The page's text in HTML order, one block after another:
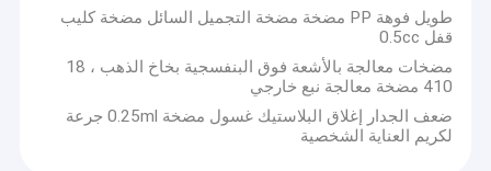
طويل فوهة PP مضخة مضخة التجميل السائل مضخة كليب
قفل 0.5cc
مضخات معالجة بالأشعة فوق البنفسجية بخاخ الذهب ، 18
410 مضخة معالجة نبع خارجي
ضعف الجدار إغلاق البلاستيك غسول مضخة 0.25ml جرعة
لكريم العناية الشخصية